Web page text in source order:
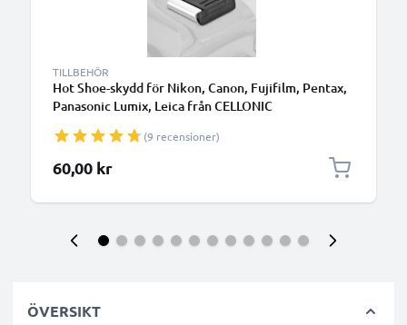
TILLBEHÖR
Hot Shoe-skydd för Nikon, Canon, Fujifilm, Pentax,
Panasonic Lumix, Leica från CELLONIC
(9 recensioner)
60,00 kr
ÖVERSIKT